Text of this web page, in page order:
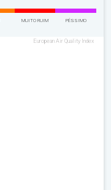
MUITO RUIM PÉSSIMO
European Air Quality Index